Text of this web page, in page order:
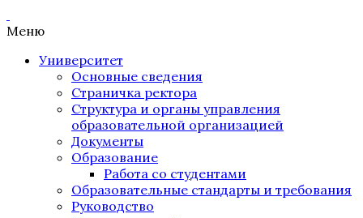
Меню
Университет
Основные сведения
Страничка ректора
Структура и органы управления
образовательной организацией
Документы
Образование
Работа со студентами
Образовательные стандарты и требования
Руководство